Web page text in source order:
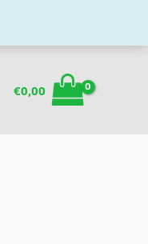
€0,00